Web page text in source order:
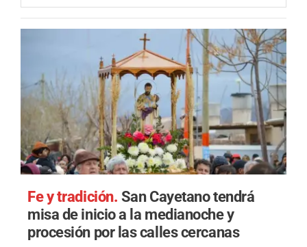
Fe y tradición. San Cayetano tendrá
misa de inicio a la medianoche y
procesión por las calles cercanas